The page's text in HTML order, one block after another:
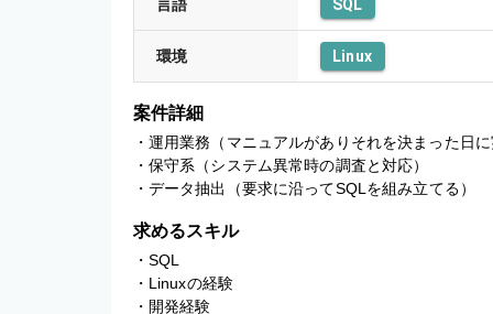
言語 SQL
環境 Linux
案件詳細
・運用業務（マニュアルがありそれを決まった日
・保守系（システム異常時の調査と対応）
・データ抽出（要求に沿ってSQLを組み立てる）
求めるスキル
・SQL
・Linuxの経験
・開発経験